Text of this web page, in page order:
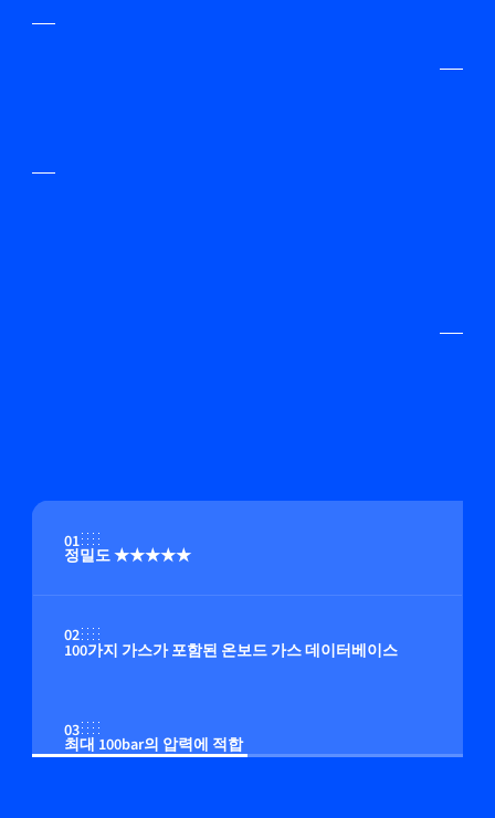
01
정밀도 ★★★★★
02
100가지 가스가 포함된 온보드 가스 데이터베이스
03
최대 100bar의 압력에 적합